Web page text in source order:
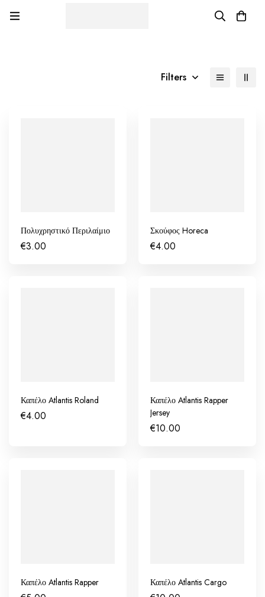
Filters
Πολυχρηστικό Περιλαίμιο
€3.00
Σκούφος Horeca
€4.00
Καπέλο Atlantis Roland
€4.00
Καπέλο Atlantis Rapper
Jersey
€10.00
Καπέλο Atlantis Rapper Καπέλο Atlantis Cargo